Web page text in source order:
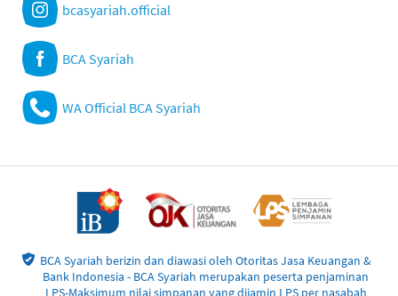
bcasyariah.official
BCA Syariah
WA Official BCA Syariah
BCA Syariah berizin dan diawasi oleh Otoritas Jasa Keuangan &
Bank Indonesia - BCA Syariah merupakan peserta penjaminan
LPS-Maksimum nilai simpanan yang dijamin LPS per nasabah